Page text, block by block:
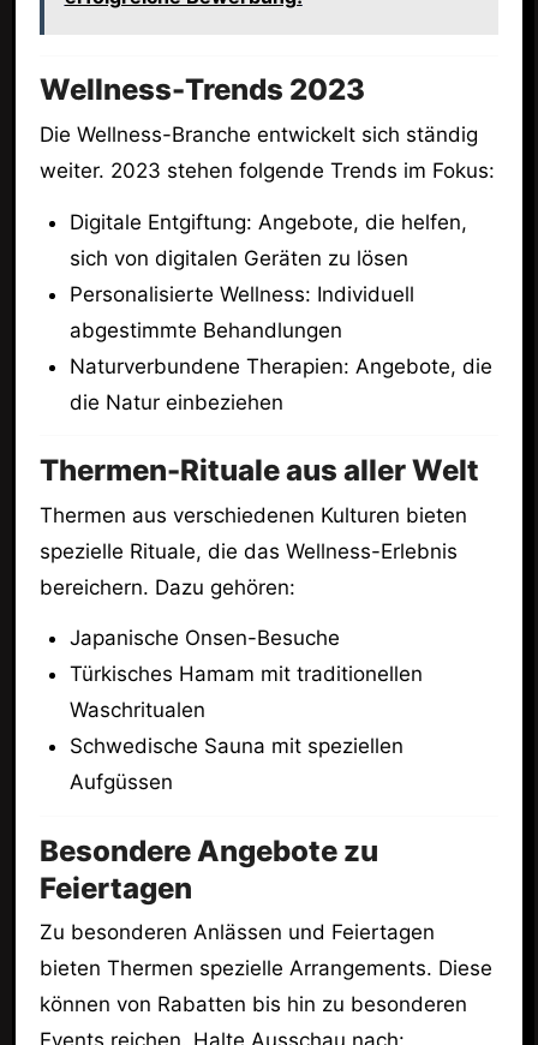
Wellness-Trends 2023
Die Wellness-Branche entwickelt sich ständig
weiter. 2023 stehen folgende Trends im Fokus:
Digitale Entgiftung: Angebote, die helfen,
sich von digitalen Geräten zu lösen
Personalisierte Wellness: Individuell
abgestimmte Behandlungen
Naturverbundene Therapien: Angebote, die
die Natur einbeziehen
Thermen-Rituale aus aller Welt
Thermen aus verschiedenen Kulturen bieten
spezielle Rituale, die das Wellness-Erlebnis
bereichern. Dazu gehören:
Japanische Onsen-Besuche
Türkisches Hamam mit traditionellen
Waschritualen
Schwedische Sauna mit speziellen
Aufgüssen
Besondere Angebote zu
Feiertagen
Zu besonderen Anlässen und Feiertagen
bieten Thermen spezielle Arrangements. Diese
können von Rabatten bis hin zu besonderen